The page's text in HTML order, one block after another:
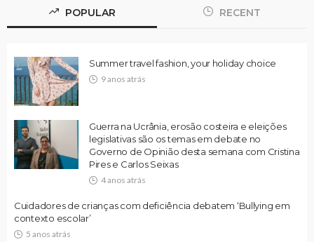
POPULAR RECENT
Summer travel fashion, your holiday choice
9 anos atrás
Guerra na Ucrânia, erosão costeira e eleições
legislativas são os temas em debate no
Governo de Opinião desta semana com Cristina
Pires e Carlos Seixas
4 anos atrás
Cuidadores de crianças com deficiência debatem ‘Bullying em
contexto escolar’
5 anos atrás